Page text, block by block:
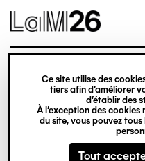
Gestion des cookies
Ce site utilise des
tiers afin d’améliorer
d’établir des
À l’exception des
du site, vous pouvez
Tout
contenu